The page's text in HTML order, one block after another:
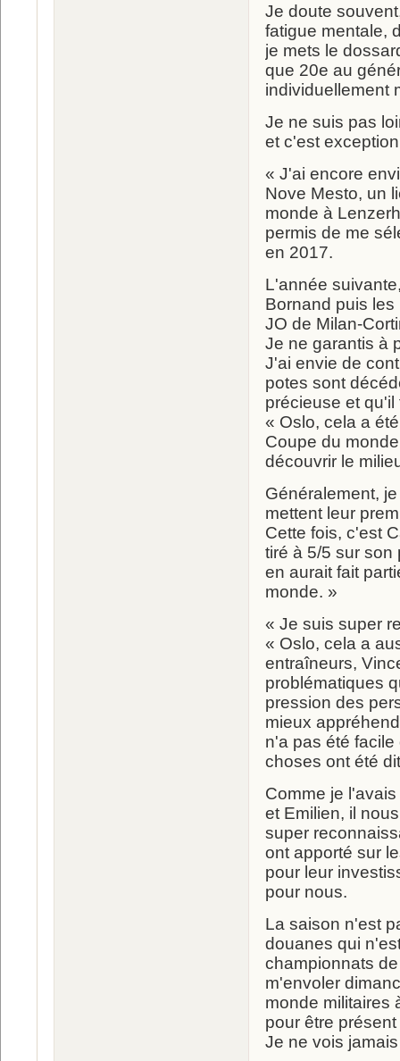
Je doute
fatigue mentale,
je mets le
que 20e au
individuellement
Je ne suis pas
et c'est
« J'ai encore
Nove Mesto, un
monde à
permis de me
en 2017.
L'année
Bornand puis
JO de Milan-
Je ne garantis à
J'ai envie de
potes sont
précieuse et qu'il
« Oslo, cela a
Coupe du
découvrir le
Généralement,
mettent leur
Cette fois, c'est
tiré à 5/5 sur son
en aurait fait
monde. »
« Je suis super
« Oslo, cela a
entraîneurs,
problématiques
pression des
mieux
n'a pas été
choses ont été
Comme je
et Emilien, il
super
ont apporté sur
pour leur
pour nous.
La saison n'est
douanes qui
championnats
m'envoler
monde militaires
pour être
Je ne vois